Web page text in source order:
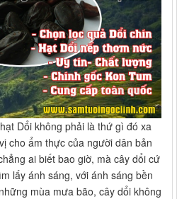
Dổi không phải là thứ gì đó xa
cho ẩm thực của người dân bản
ai biết bao giờ, mà cây dổi cứ
lấy ánh sáng, với ánh sáng bền
mùa mưa bão, cây dổi không